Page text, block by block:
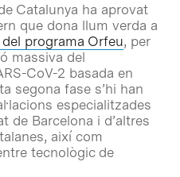
Catalunya ha aprovat
que dona llum verda a
programa Orfeu, per
massiva del
CoV-2 basada en
segona fase s’hi han
especialitzades
de Barcelona i d’altres
així com
tecnològic de